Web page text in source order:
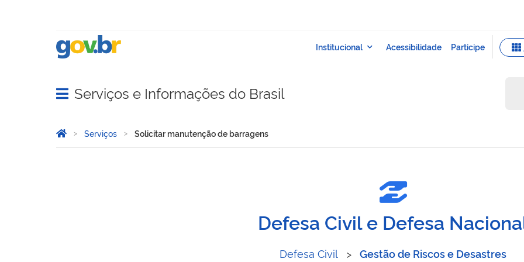
Abrir menu principal de navegação
Serviços e Informações do Brasil
Você está aqui:
Página Inicial
Serviços Solicitar manutenção de barragens
Defesa Civil e Defesa
Defesa Civil > Gestão de Riscos e Desastres